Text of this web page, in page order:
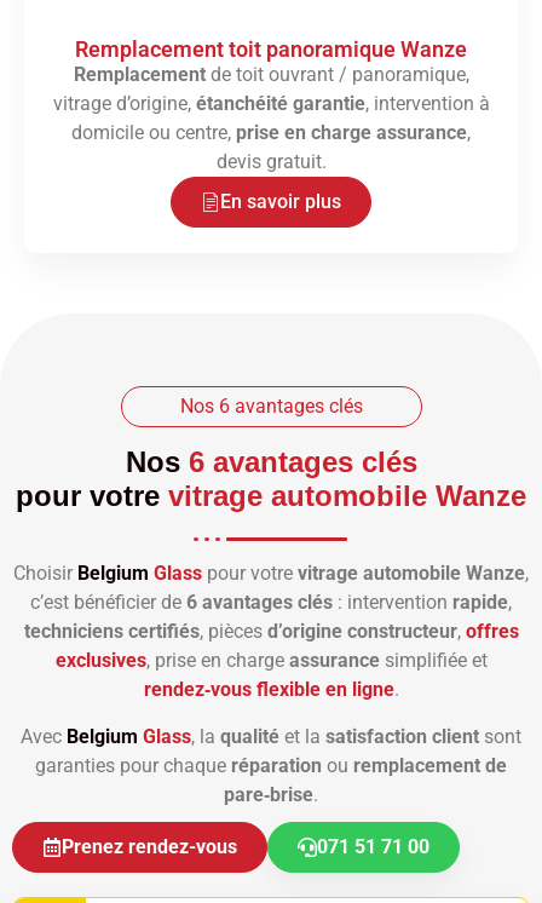
Remplacement toit panoramique Wanze
Remplacementde toit ouvrant / panoramique,
vitrage d’origine, étanchéité garantie, intervention à
domicile ou centre, prise en charge assurance,
devis gratuit.
En savoir plus
Nos 6 avantages clés
Nos 6 avantages clés
pour votre vitrage automobile Wanze
Choisir Belgium Glass pour votre vitrage automobile Wanze,
c’est bénéficier de 6 avantages clés : intervention rapide,
techniciens certifiés, pièces d’origine constructeur, offres
exclusives, prise en charge assurancesimplifiée et
rendez‑vous flexible en ligne.
Avec Belgium Glass, la qualité et la satisfaction client sont
garanties pour chaque réparation ou remplacement de
pare‑brise.
Prenez rendez-vous 071 51 71 00